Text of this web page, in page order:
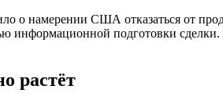
о намерении США отказаться от
информационной подготовки
растёт